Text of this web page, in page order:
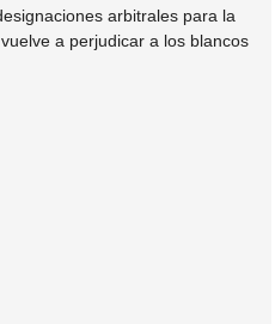
arbitrales para la
a perjudicar a los blancos